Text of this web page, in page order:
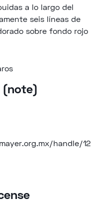
a lo largo del
seis líneas de
sobre fondo rojo
handle/12